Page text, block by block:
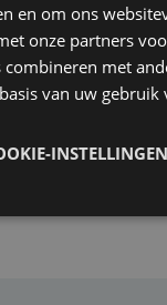
bij
Bekijk
en om ons
onze partners
combineren met
van uw gebruik
INSTELLINGEN